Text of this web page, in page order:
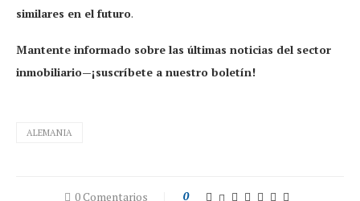
similares en el futuro.
Mantente informado sobre las últimas noticias del sector
inmobiliario—¡suscríbete a nuestro boletín!
ALEMANIA
0 Comentarios 0